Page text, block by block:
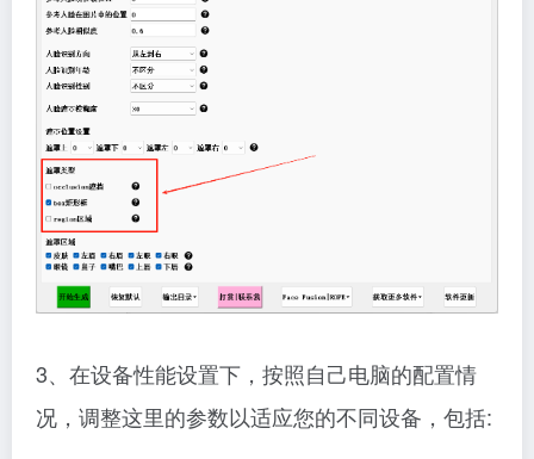
3、在设备性能设置下，按照自己电脑的配置情
况，调整这里的参数以适应您的不同设备，包括: